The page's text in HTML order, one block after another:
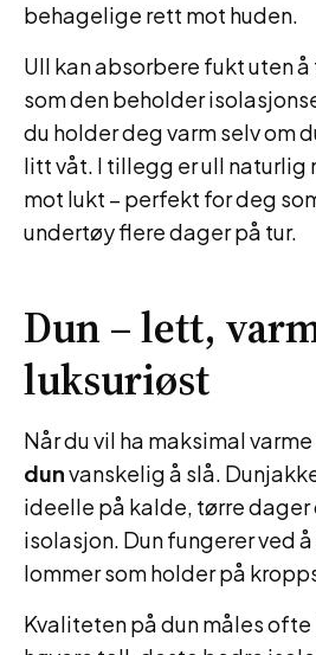
behagelige rett mot huden.
Ull kan absorbere fukt uten
som den beholder
du holder deg varm selv om
litt våt. I tillegg er ull
mot lukt – perfekt for deg
undertøy flere dager på tur.
Dun – lett,
luksuriøst
Når du vil ha maksimal
dunvanskelig å slå.
ideelle på kalde, tørre dager
isolasjon. Dun fungerer ved
lommer som holder på
Kvaliteten på dun måles ofte